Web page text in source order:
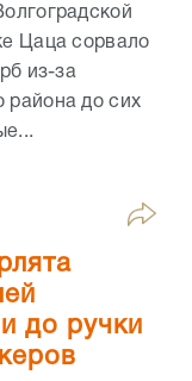
Цаца сорвало
из-за
района до сих
до ручки